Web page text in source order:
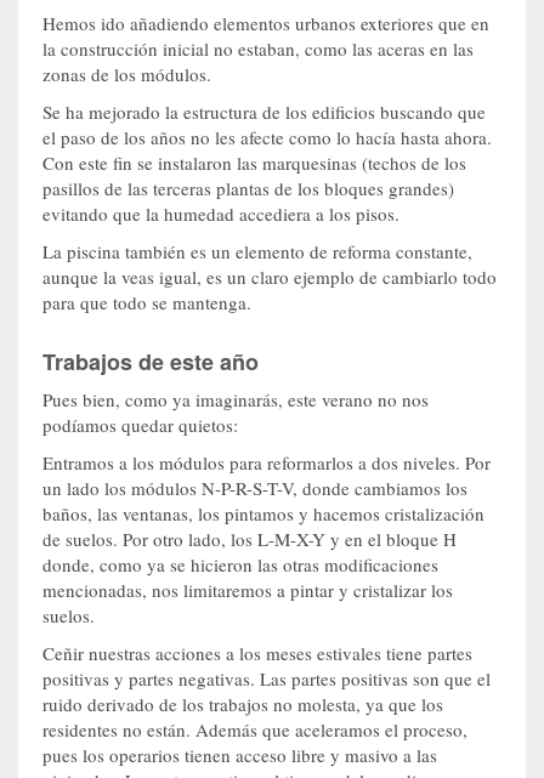
Hemos ido añadiendo elementos urbanos exteriores que en
la construcción inicial no estaban, como las aceras en las
zonas de los módulos.
Se ha mejorado la estructura de los edificios buscando que
el paso de los años no les afecte como lo hacía hasta ahora.
Con este fin se instalaron las marquesinas (techos de los
pasillos de las terceras plantas de los bloques grandes)
evitando que la humedad accediera a los pisos.
La piscina también es un elemento de reforma constante,
aunque la veas igual, es un claro ejemplo de cambiarlo todo
para que todo se mantenga.
Trabajos de este año
Pues bien, como ya imaginarás, este verano no nos
podíamos quedar quietos:
Entramos a los módulos para reformarlos a dos niveles. Por
un lado los módulos N-P-R-S-T-V, donde cambiamos los
baños, las ventanas, los pintamos y hacemos cristalización
de suelos. Por otro lado, los L-M-X-Y y en el bloque H
donde, como ya se hicieron las otras modificaciones
mencionadas, nos limitaremos a pintar y cristalizar los
suelos.
Ceñir nuestras acciones a los meses estivales tiene partes
positivas y partes negativas. Las partes positivas son que el
ruido derivado de los trabajos no molesta, ya que los
residentes no están. Además que aceleramos el proceso,
pues los operarios tienen acceso libre y masivo a las